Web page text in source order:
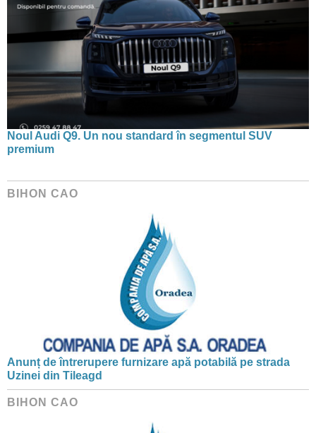
Noul Audi Q9. Un nou standard în segmentul SUV
premium
BIHON CAO
Anunț de întrerupere furnizare apă potabilă pe strada
Uzinei din Tileagd
BIHON CAO